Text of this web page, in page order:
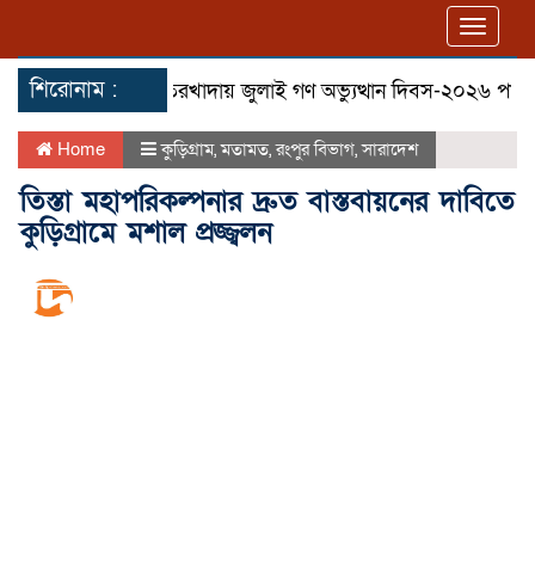
শিরোনাম :
মিছিল তেরখাদায় জুলাই গণ অভ্যুত্থান দিবস-২০২৬ পালিত
Home কুড়িগ্রাম,মতামত,রংপুর বিভাগ,সারাদেশ
তিস্তা মহাপরিকল্পনার দ্রুত বাস্তবায়নের দাবিতে
কুড়িগ্রামে মশাল প্রজ্জ্বলন